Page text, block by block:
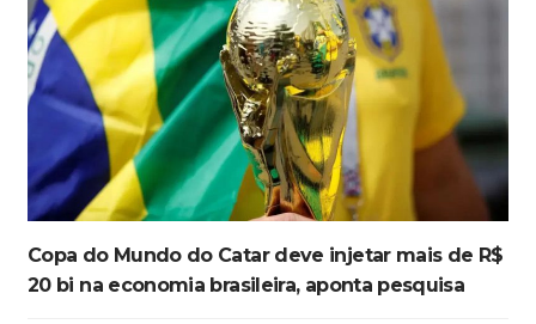
Copa do Mundo do Catar deve injetar mais de R$
20 bi na economia brasileira, aponta pesquisa